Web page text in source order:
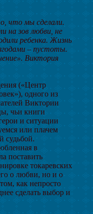
что мы сделали.
на зов любви, не
ребенка. Жизнь
– пустоты.
Виктория
(«Центр
одного из
Виктории
чьи книги
и ситуации
или плачем
судьбой.
в
поставить
токаревских
о любви, но и о
как непросто
сделать выбор и